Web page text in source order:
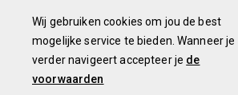
Wij gebruiken cookies om jou de best
mogelijke service te bieden. Wanneer je
verder navigeert accepteer je de
voorwaarden